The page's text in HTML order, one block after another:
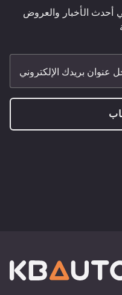
أحدث الأخبار والعروض
عنوان بريدك الإلكتروني